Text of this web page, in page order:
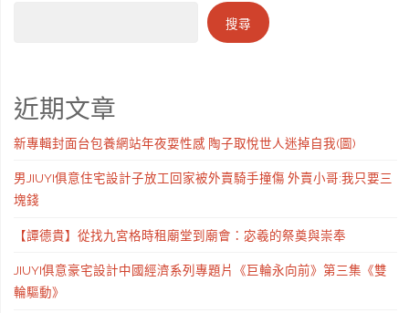
搜尋
近期文章
新專輯封面台包養網站年夜耍性感 陶子取悅世人迷掉自我(圖)
男JIUYI俱意住宅設計子放工回家被外賣騎手撞傷 外賣小哥:我只要三
塊錢
【譚德貴】從找九宮格時租廟堂到廟會：宓羲的祭奠與崇奉
JIUYI俱意豪宅設計中國經濟系列專題片《巨輪永向前》第三集《雙
輪驅動》